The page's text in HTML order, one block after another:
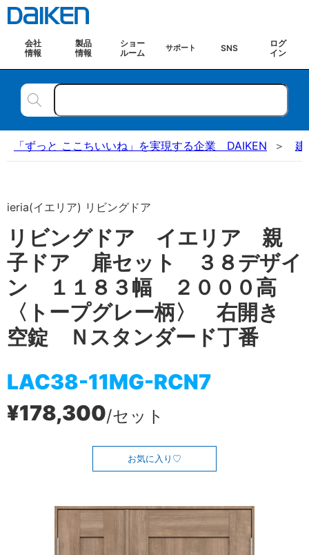
会社
情報
製品
情報
ショー
ルーム
サポート SNS
ログ
イン
「ずっと ここちいいね」を実現する企業 DAIKEN 建
ieria(イエリア) リビングドア
リビングドア イエリア 親
子ドア 扉セット ３８デザイ
ン １１８３幅 ２０００高
〈トープグレー柄〉 右開き
空錠 Ｎスタンダード丁番
LAC38-11MG-RCN7
¥178,300/セット
お気に入り